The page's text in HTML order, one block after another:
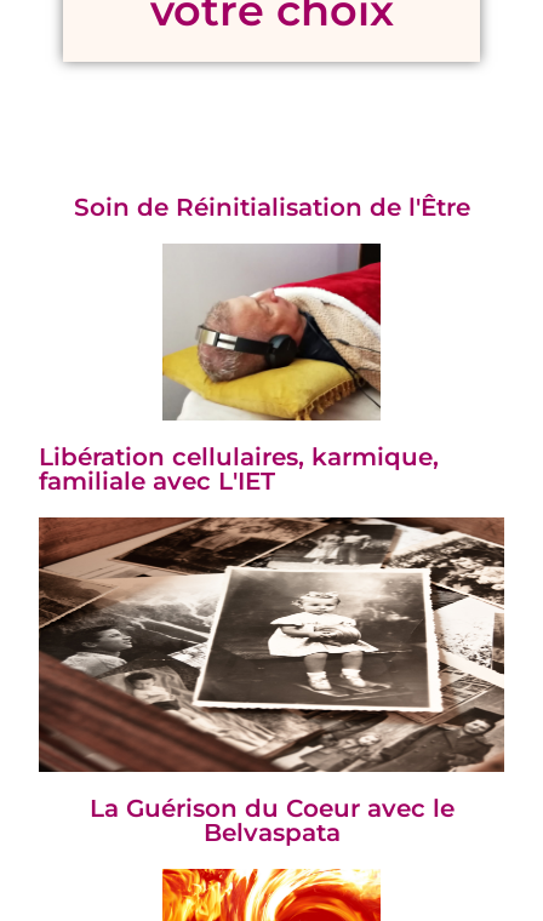
votre choix
Soin de Réinitialisation de l'Être
Libération cellulaires, karmique,
familiale avec L'IET
La Guérison du Coeur avec le
Belvaspata